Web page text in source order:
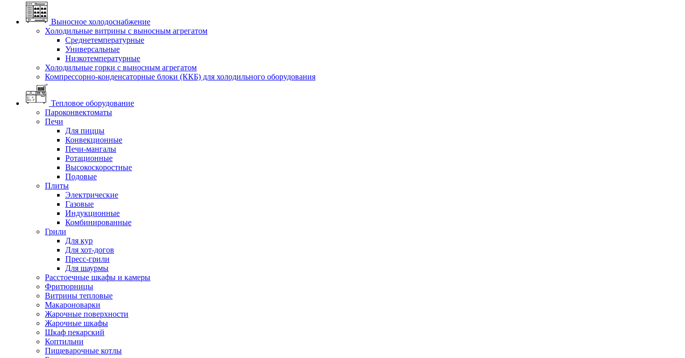
Выносное холодоснабжение
Холодильные витрины с выносным агрегатом
Среднетемпературные
Универсальные
Низкотемпературные
Холодильные горки с выносным агрегатом
Компрессорно-конденсаторные блоки (ККБ) для холодильного оборудования
Тепловое оборудование
Пароконвектоматы
Печи
Для пиццы
Конвекционные
Печи-мангалы
Ротационные
Высокоскоростные
Подовые
Плиты
Электрические
Газовые
Индукционные
Комбинированные
Грили
Для кур
Для хот-догов
Пресс-грили
Для шаурмы
Расстоечные шкафы и камеры
Фритюрницы
Витрины тепловые
Макароноварки
Жарочные поверхности
Жарочные шкафы
Шкаф пекарский
Коптильни
Пищеварочные котлы